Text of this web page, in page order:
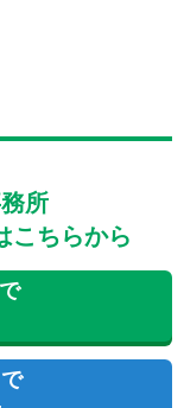
所
こちらから